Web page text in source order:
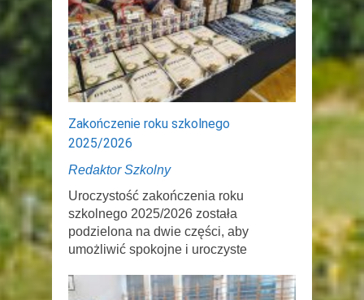
Zakończenie roku szkolnego
2025/2026
Redaktor Szkolny
Uroczystość zakończenia roku
szkolnego 2025/2026 została
podzielona na dwie części, aby
umożliwić spokojne i uroczyste